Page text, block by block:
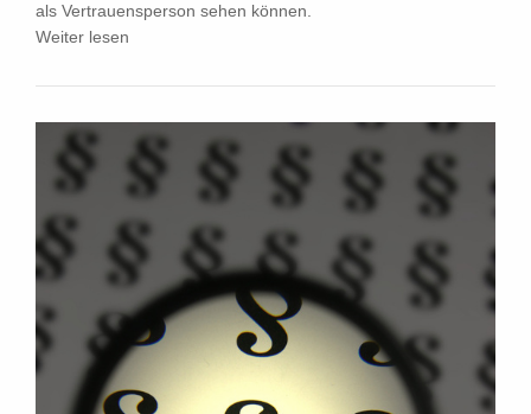
als Vertrauensperson sehen können.
Weiter lesen